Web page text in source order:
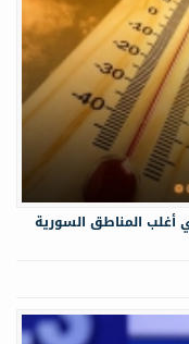
أغلب المناطق السورية